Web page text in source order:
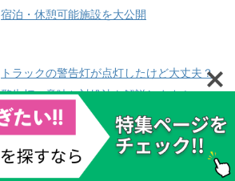
宿泊・休憩可能施設を大公開
トラックの警告灯が点灯したけど大丈夫？
警告灯の意味と対処法を解説します！
フォークリフトのサイズ/寸法/規格/高さ/幅/
マスト高/はどれくらい？ メーカー別に解